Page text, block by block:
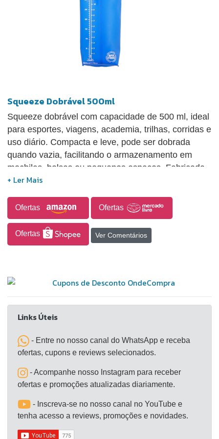
Squeeze Dobrável 500ml
Squeeze dobrável com capacidade de 500 ml, ideal
para esportes, viagens, academia, trilhas, corridas e
uso diário. Compacta e leve, pode ser dobrada
quando vazia, facilitando o armazenamento em
mochilas, bolsas ou pequenos espaços. Fabricada
em silicone livre de BPA, é reutilizável, resistente e
plásticas descartáveis. O modelo conta com bico
squeeze prático para beber com uma mão e design
que facilita a higienização.
Ofertas Ofertas
Ofertas Ver Comentários
Links Úteis
- Entre no nosso canal do WhatsApp e receba
ofertas, cupons e reviews selecionados.
- Acompanhe nosso Instagram para receber
ofertas e promoções atualizadas diariamente.
- Inscreva-se no nosso canal no YouTube e
tenha acesso a reviews, promoções e novidades.